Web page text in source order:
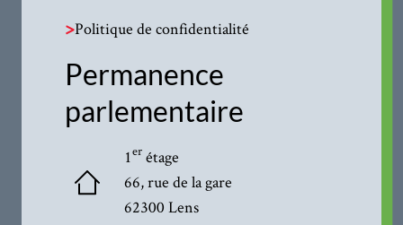
>Politique de confidentialité
Permanence
parlementaire
1erétage
66, rue de la gare
62300 Lens